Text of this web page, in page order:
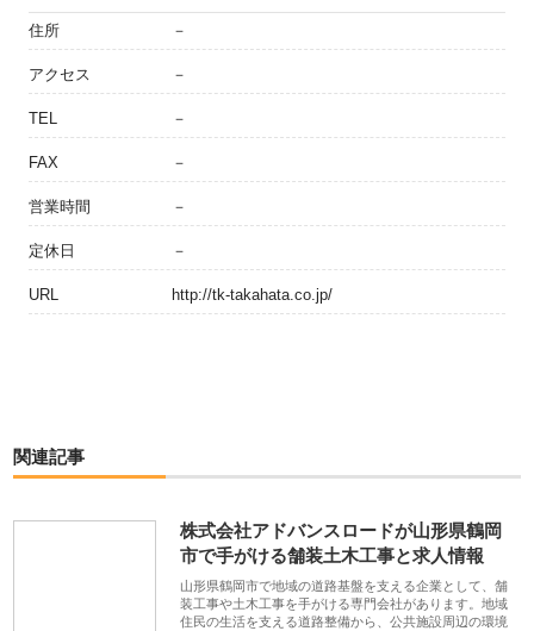
住所 －
アクセス －
TEL －
FAX －
営業時間 －
定休日 －
URL http://tk-takahata.co.jp/
関連記事
株式会社アドバンスロードが山形県鶴岡
市で手がける舗装土木工事と求人情報
山形県鶴岡市で地域の道路基盤を支える企業として、舗
装工事や土木工事を手がける専門会社があります。地域
住民の生活を支える道路整備から、公共施設周辺の環境